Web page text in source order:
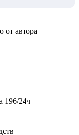
от автора
196/24ч